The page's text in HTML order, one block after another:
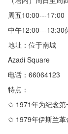
周五10:00---17:00
中午12:00---13:30
地址：位于南城
Azadi Square
电话： 66064123
特点：
✩ 1971年为纪念
✩ 1979年伊斯兰